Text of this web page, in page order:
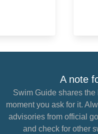
A note
Swim Guide shares
moment you ask for it.
advisories from official
and check for other